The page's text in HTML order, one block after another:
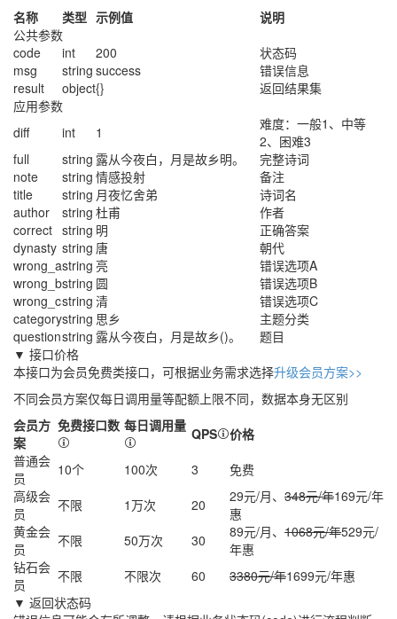
名称
类型 示例值
说明
公共参数
code
int 200
状态码
msg
string success
错误信息
result
object{}
返回结果集
应用参数
diff
int 1
难度：一般1、中等
2、困难3
full
string 露从今夜白，月是故乡明。
完整诗词
note
string 情感投射
备注
title
string 月夜忆舍弟
诗词名
author
string 杜甫
作者
correct string 明
正确答案
dynasty string 唐
朝代
wrong_astring 亮
错误选项A
wrong_bstring 圆
错误选项B
wrong_cstring 清
错误选项C
categorystring 思乡
主题分类
questionstring 露从今夜白，月是故乡()。
题目
▼ 接口价格
本接口为会员免费类接口，可根据业务需求选择升级会员方案>>
不同会员方案仅每日调用量等配额上限不同，数据本身无区别
会员方
案
免费接口数 每日调用量 QPS
价格
普通会
员
10个 100次 3
免费
高级会
员
不限 1万次 20 29元/月、 348元/年169元/年
惠
黄金会
员
不限 50万次 30 89元/月、 1068元/年529元/
年惠
钻石会
员
不限 不限次 60 3380元/年1699元/年惠
▼ 返回状态码